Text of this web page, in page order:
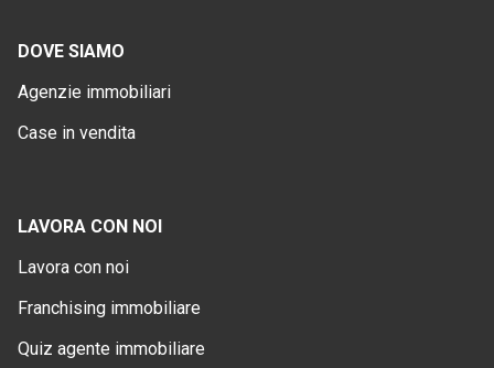
DOVE SIAMO
Agenzie immobiliari
Case in vendita
LAVORA CON NOI
Lavora con noi
Franchising immobiliare
Quiz agente immobiliare